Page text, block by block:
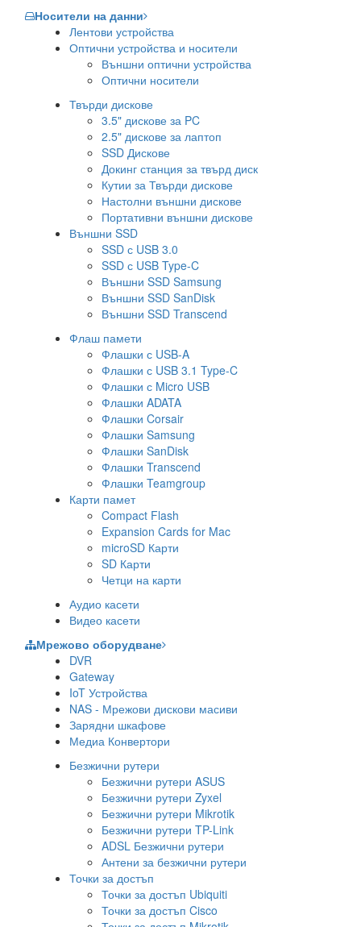
Носители на данни
Лентови устройства
Оптични устройства и носители
Външни оптични устройства
Оптични носители
Твърди дискове
3.5" дискове за PC
2.5" дискове за лаптоп
SSD Дискове
Докинг станция за твърд диск
Кутии за Твърди дискове
Настолни външни дискове
Портативни външни дискове
Външни SSD
SSD с USB 3.0
SSD с USB Type-C
Външни SSD Samsung
Външни SSD SanDisk
Външни SSD Transcend
Флаш памети
Флашки с USB-A
Флашки с USB 3.1 Type-C
Флашки с Micro USB
Флашки ADATA
Флашки Corsair
Флашки Samsung
Флашки SanDisk
Флашки Transcend
Флашки Teamgroup
Карти памет
Compact Flash
Expansion Cards for Mac
microSD Карти
SD Карти
Четци на карти
Аудио касети
Видео касети
Мрежово оборудване
DVR
Gateway
IoT Устройства
NAS - Мрежови дискови масиви
Зарядни шкафове
Медиа Конвертори
Безжични рутери
Безжични рутери ASUS
Безжични рутери Zyxel
Безжични рутери Mikrotik
Безжични рутери TP-Link
ADSL Безжични рутери
Антени за безжични рутери
Точки за достъп
Точки за достъп Ubiquiti
Точки за достъп Cisco